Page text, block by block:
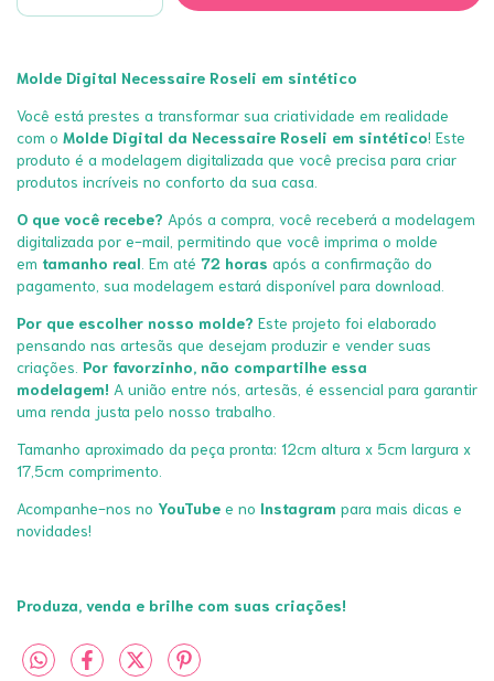
Molde Digital Necessaire Roseli em sintético
Você está prestes a transformar sua criatividade em realidade
com o Molde Digital da Necessaire Roseli em sintético! Este
produto é a modelagem digitalizada que você precisa para criar
produtos incríveis no conforto da sua casa.
O que você recebe? Após a compra, você receberá a modelagem
digitalizada por e-mail, permitindo que você imprima o molde
em tamanho real . Em até 72 horas após a confirmação do
pagamento, sua modelagem estará disponível para download.
Por que escolher nosso molde? Este projeto foi elaborado
pensando nas artesãs que desejam produzir e vender suas
criações. Por favorzinho, não compartilhe essa
modelagem! A união entre nós, artesãs, é essencial para garantir
uma renda justa pelo nosso trabalho.
Tamanho aproximado da peça pronta: 12cm altura x 5cm largura x
17,5cm comprimento.
Acompanhe-nos no YouTube e no Instagram para mais dicas e
novidades!
Produza, venda e brilhe com suas criações!